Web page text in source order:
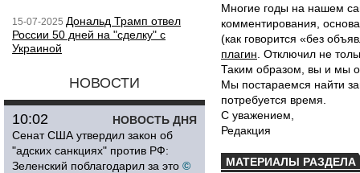
15-07-2025 Дональд Трамп отвел
России 50 дней на "сделку" с
Украиной
НОВОСТИ
НОВОСТЬ ДНЯ
10:02
Сенат США утвердил закон об
"адских санкциях" против РФ:
Зеленский поблагодарил за это ©
Многие годы на нашем
комментирования,
(как говорится «без
плагин . Отключил не
Таким образом, вы и мы
Мы постараемся найти
потребуется время.
С уважением,
Редакция
МАТЕРИАЛЫ РАЗДЕЛА